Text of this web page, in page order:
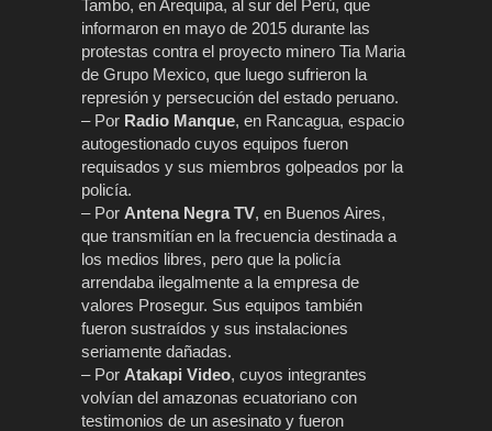
Tambo, en Arequipa, al sur del Perú, que
informaron en mayo de 2015 durante las
protestas contra el proyecto minero Tia Maria
de Grupo Mexico, que luego sufrieron la
represión y persecución del estado peruano.
– Por Radio Manque, en Rancagua, espacio
autogestionado cuyos equipos fueron
requisados y sus miembros golpeados por la
policía.
– Por Antena Negra TV, en Buenos Aires,
que transmitían en la frecuencia destinada a
los medios libres, pero que la policía
arrendaba ilegalmente a la empresa de
valores Prosegur. Sus equipos también
fueron sustraídos y sus instalaciones
seriamente dañadas.
– Por Atakapi Video, cuyos integrantes
volvían del amazonas ecuatoriano con
testimonios de un asesinato y fueron